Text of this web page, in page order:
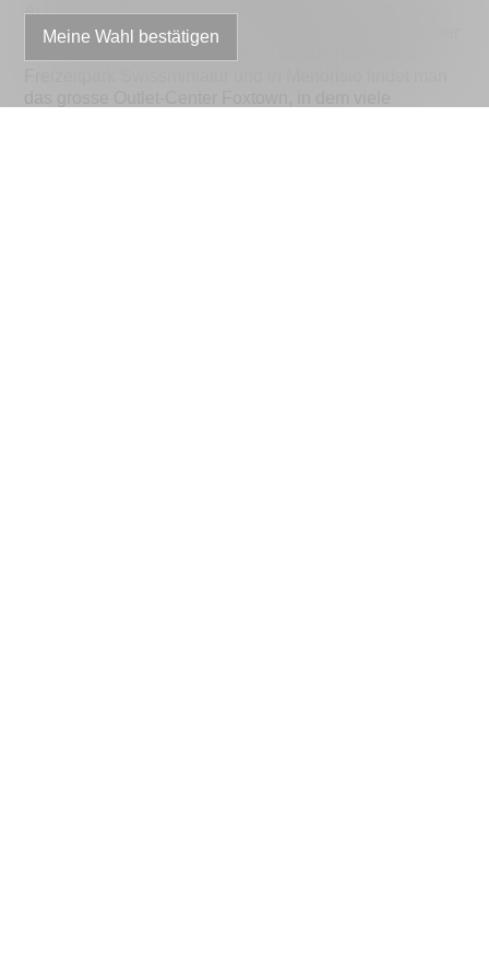
Auto, Boot oder zu Fuss, hier ist für jeden etwas dabei,
egal ob jung oder alt. Ganz in der Nähe befindet sich der
Meine Wahl bestätigen